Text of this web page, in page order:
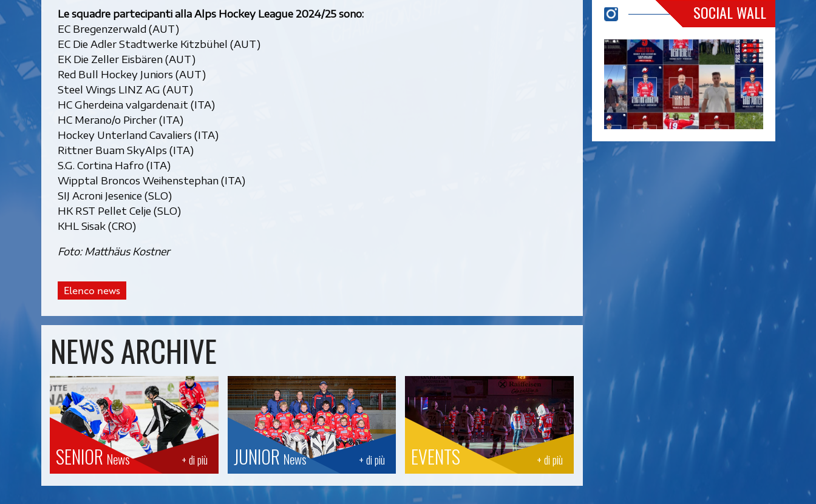
Le squadre partecipanti alla Alps Hockey League 2024/25 sono:
EC Bregenzerwald (AUT)
EC Die Adler Stadtwerke Kitzbühel (AUT)
EK Die Zeller Eisbären (AUT)
Red Bull Hockey Juniors (AUT)
Steel Wings LINZ AG (AUT)
HC Gherdeina valgardena.it (ITA)
HC Merano/o Pircher (ITA)
Hockey Unterland Cavaliers (ITA)
Rittner Buam SkyAlps (ITA)
S.G. Cortina Hafro (ITA)
Wipptal Broncos Weihenstephan (ITA)
SIJ Acroni Jesenice (SLO)
HK RST Pellet Celje (SLO)
KHL Sisak (CRO)
Foto: Matthäus Kostner
Elenco news
NEWS ARCHIVE
+ di più
SENIOR News + di più
JUNIOR News + di più
EVENTS
SOCIAL WALL